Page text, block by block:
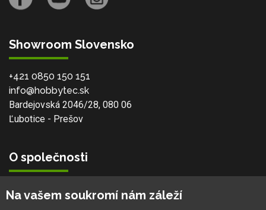
Showroom Slovensko
+421 0850 150 151
info@hobbytec.sk
Bardejovská 2046/28, 080 06
Ľubotice - Prešov
O společnosti
Vlastní výroba
Náš tým
Na vašem soukromí nám záleží